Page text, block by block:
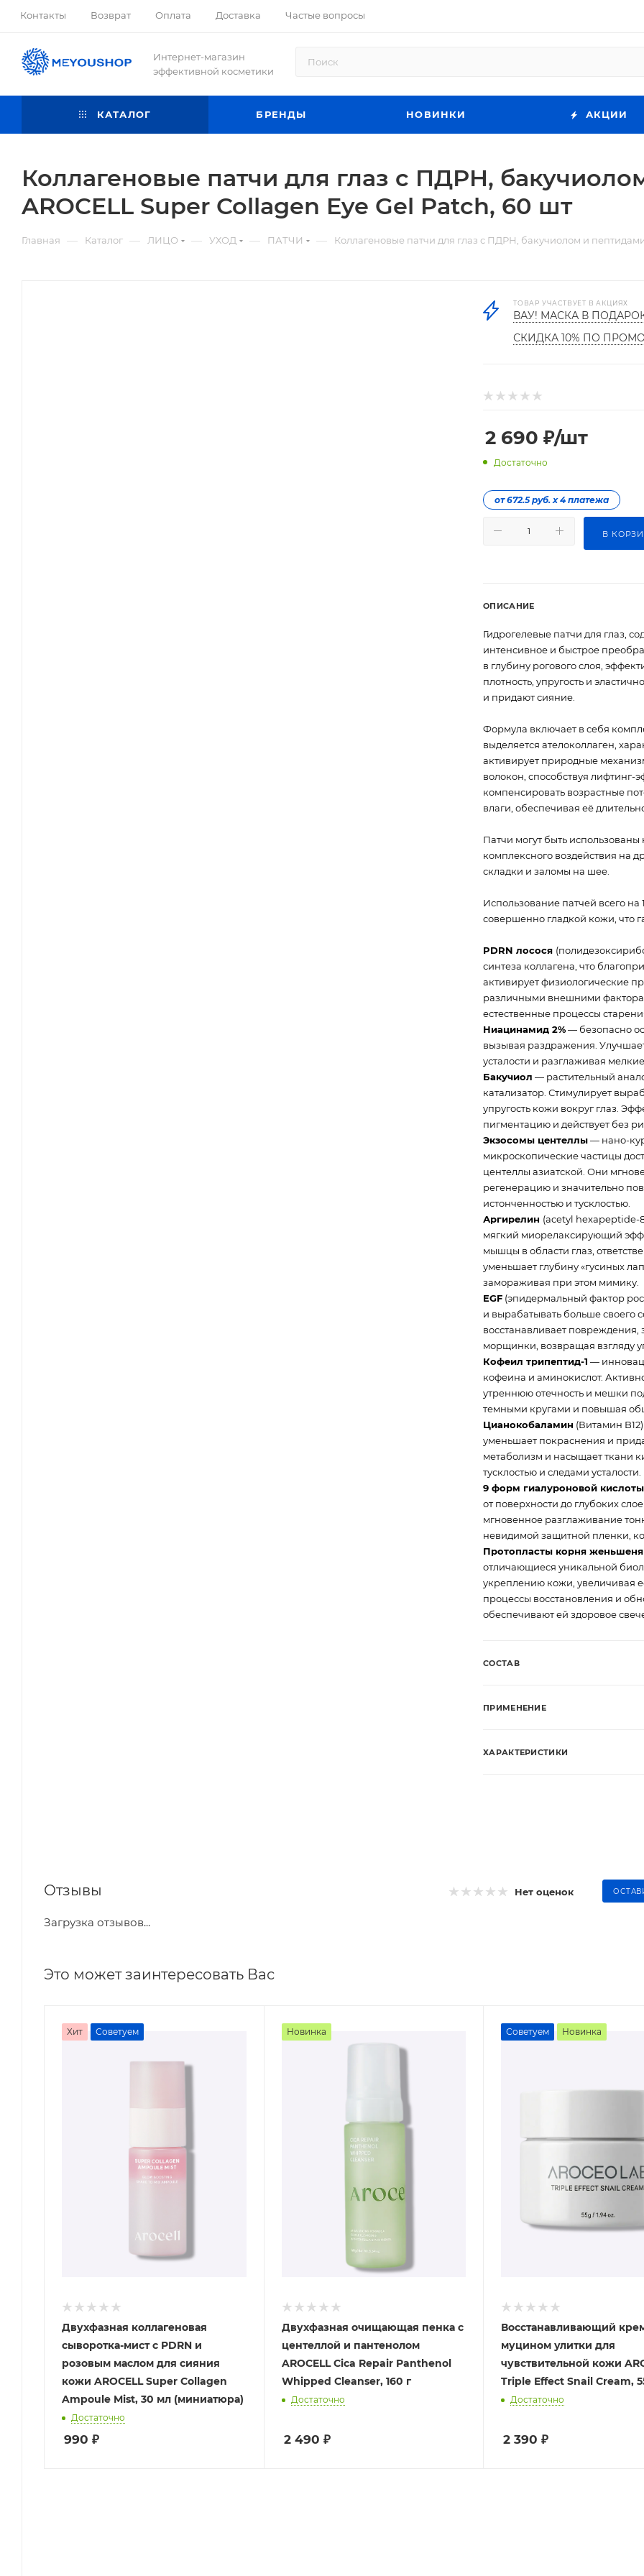
Контакты Возврат Оплата Доставка Частые вопросы
Интернет-магазин
эффективной косметики
КАТАЛОГ БРЕНДЫ НОВИНКИ АКЦИИ
Коллагеновые патчи для глаз с ПДРН,
AROCELL Super Collagen Eye Gel Patch, 60 шт
Главная — Каталог — ЛИЦО — УХОД — ПАТЧИ — Коллагеновые патчи для глаз с ПДРН, бакучиолом и
ТОВАР УЧАСТВУЕТ В АКЦИЯХ
ВАУ! МАСКА В
СКИДКА 10% ПО
2 690 ₽/шт
Достаточно
от 672.5 руб. х 4 платежа
В
ОПИСАНИЕ
Гидрогелевые патчи для глаз,
интенсивное и быстрое
в глубину рогового слоя,
плотность, упругость и
и придают сияние.
Формула включает в себя
выделяется ателоколлаген,
активирует природные
волокон, способствуя
компенсировать возрастные
влаги, обеспечивая её
Патчи могут быть использованы
комплексного воздействия на
складки и заломы на шее.
Использование патчей всего
совершенно гладкой кожи, что
PDRN лосося
синтеза коллагена, что
активирует физиологические
различными внешними
естественные процессы
Ниацинамид 2%— безопасно
вызывая раздражения.
усталости и разглаживая
Бакучиол — растительный
катализатор. Стимулирует
упругость кожи вокруг глаз.
пигментацию и действует без
Экзосомы центеллы— нано-
микроскопические частицы
центеллы азиатской. Они
регенерацию и значительно
истонченностью и тусклостью.
Аргирелин (acetyl hexapeptide-
мягкий миорелаксирующий
мышцы в области глаз,
уменьшает глубину «гусиных
замораживая при этом мимику.
EGF (эпидермальный фактор
и вырабатывать больше своего
восстанавливает повреждения,
морщинки, возвращая взгляду
Кофеил трипептид-1 —
кофеина и аминокислот.
утреннюю отечность и мешки
темными кругами и повышая
Цианокобаламин (Витамин
уменьшает покраснения и
метаболизм и насыщает ткани
тусклостью и следами усталости.
9 форм гиалуроновой кислоты
от поверхности до глубоких
мгновенное разглаживание
невидимой защитной пленки,
Протопласты корня женьшеня
отличающиеся уникальной
укреплению кожи, увеличивая
процессы восстановления и
обеспечивают ей здоровое
СОСТАВ
ПРИМЕНЕНИЕ
ХАРАКТЕРИСТИКИ
Отзывы Нет оценок
Загрузка отзывов...
Это может заинтересовать Вас
Хит Советуем
Двухфазная коллагеновая
сыворотка-мист с PDRN и
розовым маслом для сияния
кожи AROCELL Super Collagen
Ampoule Mist, 30 мл (миниатюра)
Достаточно
990 ₽
Новинка
Двухфазная очищающая пенка с
центеллой и пантенолом
AROCELL Cica Repair Panthenol
Whipped Cleanser, 160 г
Достаточно
2 490 ₽
Советуем Новинка
Восстанавливающий
муцином улитки для
чувствительной кожи
Triple Effect Snail Cream,
Достаточно
2 390 ₽